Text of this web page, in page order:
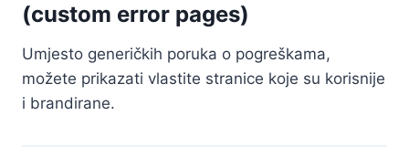
(custom error pages)
Umjesto generičkih poruka o pogreškama,
možete prikazati vlastite stranice koje su korisnije
i brandirane.